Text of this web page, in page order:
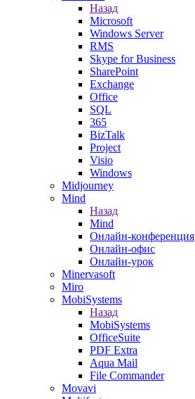
Назад
Microsoft
Windows Server
RMS
Skype for Business
SharePoint
Exchange
Office
SQL
365
BizTalk
Project
Visio
Windows
Midjourney
Mind
Назад
Mind
Онлайн-конференция
Онлайн-офис
Онлайн-урок
Minervasoft
Miro
MobiSystems
Назад
MobiSystems
OfficeSuite
PDF Extra
Aqua Mail
File Commander
Movavi